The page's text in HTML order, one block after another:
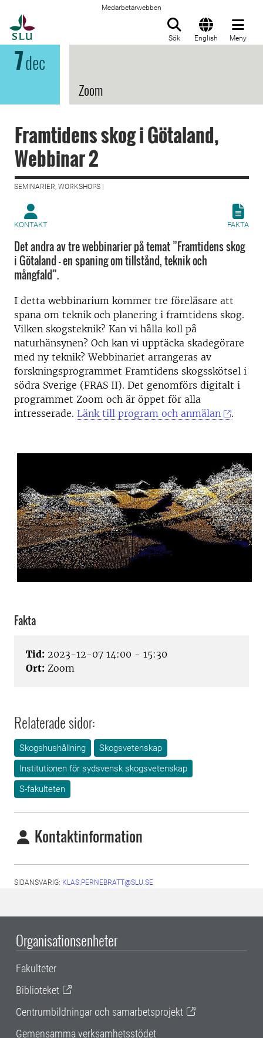
Medarbetarwebben
Sök English Meny
7dec
Zoom
Framtidens skog i Götaland,
Webbinar 2
SEMINARIER, WORKSHOPS |
KONTAKT FAKTA
Det andra av tre webbinarier på temat ”Framtidens skog
i Götaland – en spaning om tillstånd, teknik och
mångfald”.
I detta webbinarium kommer tre föreläsare att
spana om teknik och planering i framtidens skog.
Vilken skogsteknik? Kan vi hålla koll på
naturhänsynen? Och kan vi upptäcka skadegörare
med ny teknik? Webbinariet arrangeras av
forskningsprogrammet Framtidens skogsskötsel i
södra Sverige (FRAS II). Det genomförs digitalt i
programmet Zoom och är öppet för alla
intresserade. Länk till program och anmälan .
Fakta
Tid: 2023-12-07 14:00 - 15:30
Ort: Zoom
Relaterade sidor:
Skogshushållning
Skogsvetenskap
Institutionen för sydsvensk skogsvetenskap
S-fakulteten
Kontaktinformation
SIDANSVARIG: KLAS.PERNEBRATT@SLU.SE
Organisationsenheter
Fakulteter
Biblioteket
Centrumbildningar och samarbetsprojekt
Gemensamma verksamhetsstödet